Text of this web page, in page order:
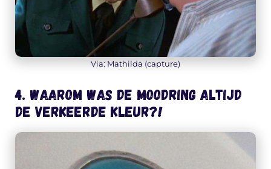
Via: Mathilda (capture)
4. Waarom was de moodring altijd
de verkeerde kleur?!